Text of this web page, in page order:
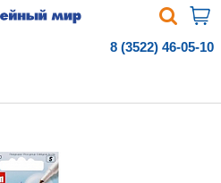
8 (3522) 46-05-10